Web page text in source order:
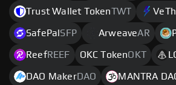
Trust Wallet TokenTWT
SafePal SFP ArweaveAR
ReefREEF OKC TokenOKT
DAO MakerDAO MANTRA